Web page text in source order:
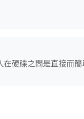
硬碟之間是直接而